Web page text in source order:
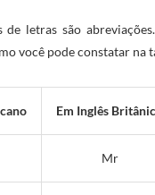
de letras são
você pode constatar na
Em Inglês
Mr